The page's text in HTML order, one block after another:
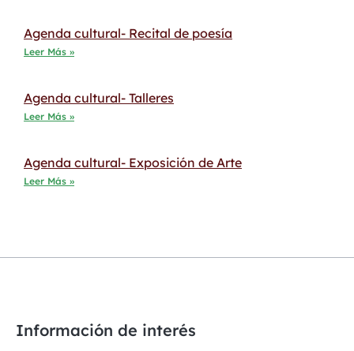
Agenda cultural- Recital de poesía
Leer Más »
Agenda cultural- Talleres
Leer Más »
Agenda cultural- Exposición de Arte
Leer Más »
Información de interés